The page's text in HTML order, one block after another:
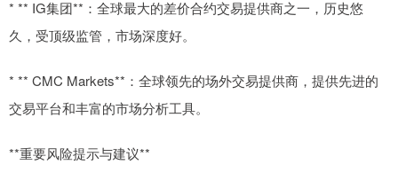
* ** IG集团**：全球最大的差价合约交易提供商之一，历史悠
久，受顶级监管，市场深度好。
* ** CMC Markets**：全球领先的场外交易提供商，提供先进的
交易平台和丰富的市场分析工具。
**重要风险提示与建议**